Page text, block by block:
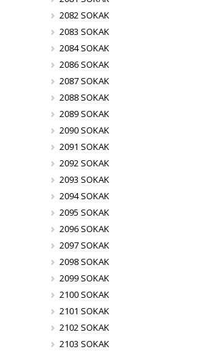
2082 SOKAK
2083 SOKAK
2084 SOKAK
2086 SOKAK
2087 SOKAK
2088 SOKAK
2089 SOKAK
2090 SOKAK
2091 SOKAK
2092 SOKAK
2093 SOKAK
2094 SOKAK
2095 SOKAK
2096 SOKAK
2097 SOKAK
2098 SOKAK
2099 SOKAK
2100 SOKAK
2101 SOKAK
2102 SOKAK
2103 SOKAK